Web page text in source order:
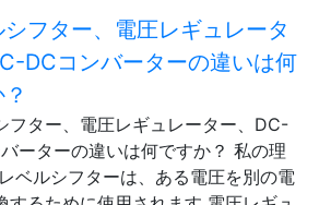
シフター、電圧レギュレータ
DCコンバーターの違いは何
フター、電圧レギュレーター、DC-
ーターの違いは何ですか？ 私の理
ベルシフターは、ある電圧を別の電